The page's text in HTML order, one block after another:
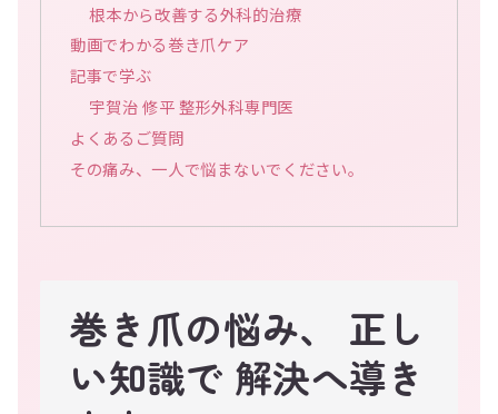
根本から改善する外科的治療
動画でわかる巻き爪ケア
記事で学ぶ
宇賀治 修平 整形外科専門医
よくあるご質問
その痛み、一人で悩まないでください。
巻き爪の悩み、 正し
い知識で 解決へ導き